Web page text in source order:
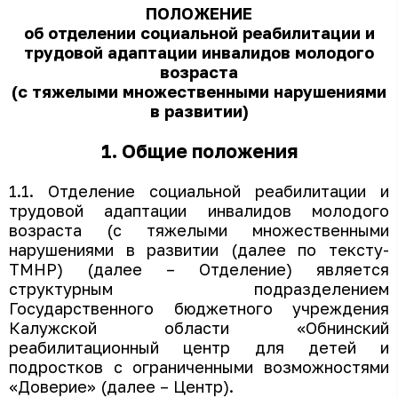
ПОЛОЖЕНИЕ
об отделении социальной реабилитации и
трудовой адаптации инвалидов молодого
возраста
(с тяжелыми множественными нарушениями
в развитии)
1. Общие положения
1.1. Отделение социальной реабилитации и
трудовой адаптации инвалидов молодого
возраста (с тяжелыми множественными
нарушениями в развитии (далее по тексту-
ТМНР) (далее – Отделение) является
структурным подразделением
Государственного бюджетного учреждения
Калужской области «Обнинский
реабилитационный центр для детей и
подростков с ограниченными возможностями
«Доверие» (далее – Центр).